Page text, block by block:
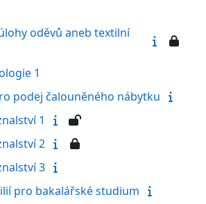
oděvů aneb textilní
1
podej čalouněného nábytku
1
2
3
pro bakalářské studium